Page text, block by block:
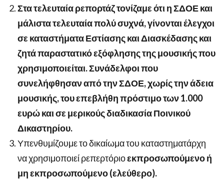
Στα τελευταία ρεπορτάζ τονίζαμε ότι η ΣΔΟΕ και
μάλιστα τελευταία πολύ συχνά, γίνονται έλεγχοι
σε καταστήματα Εστίασης και Διασκέδασης και
ζητά παραστατικό εξόφλησης της μουσικής που
χρησιμοποιείται. Συνάδελφοι που
συνελήφθησαν από την ΣΔΟΕ, χωρίς την άδεια
μουσικής, του επεβλήθη πρόστιμο των 1.000
ευρώ και σε μερικούς διαδικασία Ποινικού
Δικαστηρίου.
Υπενθυμίζουμε το δικαίωμα του καταστηματάρχη
να χρησιμοποιεί ρεπερτόριοεκπροσωπούμενο ή
μη εκπροσωπούμενο (ελεύθερο).